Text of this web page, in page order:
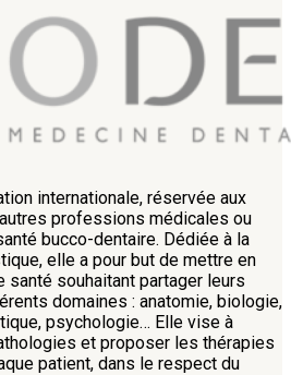
internationale, réservée aux
professions médicales ou
bucco-dentaire. Dédiée à la
elle a pour but de mettre en
souhaitant partager leurs
domaines : anatomie, biologie,
psychologie… Elle vise à
et proposer les thérapies
patient, dans le respect du